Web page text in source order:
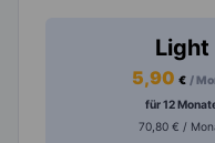
Light
5,90 € /
für 12
70,80 € /